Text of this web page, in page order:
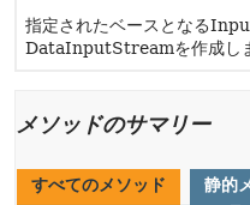
指定されたベースとなる
DataInputStreamを作成し
メソッドのサマリー
すべてのメソッド
静的